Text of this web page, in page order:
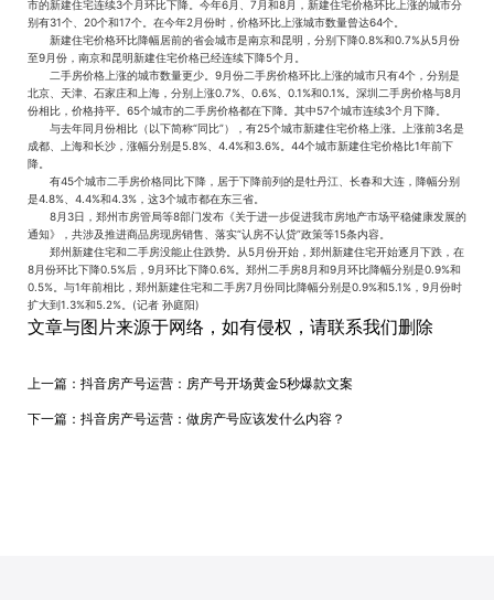
市的新建住宅连续3个月环比下降。今年6月、7月和8月，新建住宅价格环比上涨的城市分
别有31个、20个和17个。在今年2月份时，价格环比上涨城市数量曾达64个。
新建住宅价格环比降幅居前的省会城市是南京和昆明，分别下降0.8%和0.7%从5月份
至9月份，南京和昆明新建住宅价格已经连续下降5个月。
二手房价格上涨的城市数量更少。9月份二手房价格环比上涨的城市只有4个，分别是
北京、天津、石家庄和上海，分别上涨0.7%、0.6%、0.1%和0.1%。深圳二手房价格与8月
份相比，价格持平。65个城市的二手房价格都在下降。其中57个城市连续3个月下降。
与去年同月份相比（以下简称“同比”），有25个城市新建住宅价格上涨。上涨前3名是
成都、上海和长沙，涨幅分别是5.8%、4.4%和3.6%。44个城市新建住宅价格比1年前下
降。
有45个城市二手房价格同比下降，居于下降前列的是牡丹江、长春和大连，降幅分别
是4.8%、4.4%和4.3%，这3个城市都在东三省。
8月3日，郑州市房管局等8部门发布《关于进一步促进我市房地产市场平稳健康发展的
通知》，共涉及推进商品房现房销售、落实“认房不认贷”政策等15条内容。
郑州新建住宅和二手房没能止住跌势。从5月份开始，郑州新建住宅开始逐月下跌，在
8月份环比下降0.5%后，9月环比下降0.6%。郑州二手房8月和9月环比降幅分别是0.9%和
0.5%。与1年前相比，郑州新建住宅和二手房7月份同比降幅分别是0.9%和5.1%，9月份时
扩大到1.3%和5.2%。(记者 孙庭阳)
文章与图片来源于网络，如有侵权，请联系我们删除
上一篇： 抖音房产号运营：房产号开场黄金5秒爆款文案
下一篇： 抖音房产号运营：做房产号应该发什么内容？